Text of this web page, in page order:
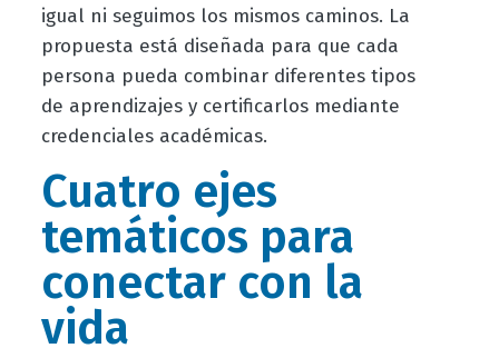
igual ni seguimos los mismos caminos. La
propuesta está diseñada para que cada
persona pueda combinar diferentes tipos
de aprendizajes y certificarlos mediante
credenciales académicas.
Cuatro ejes
temáticos para
conectar con la
vida